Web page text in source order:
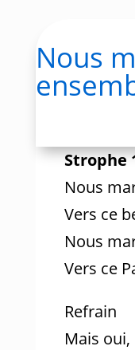
Nous
Strophe
Nous
Vers ce
Nous
Vers ce
Refrain
Mais